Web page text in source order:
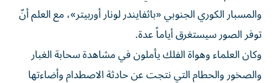
والمسبار الكوري الجنوبي «باثفايندر لونار أوربيتر»، مع العلم أنّ
توفر الصور سيستغرق أياماً عدة.
وكان العلماء وهواة الفلك يأملون في مشاهدة سحابة الغبار
والصخور والحطام التي نتجت عن حادثة الاصطدام وأضاءتها